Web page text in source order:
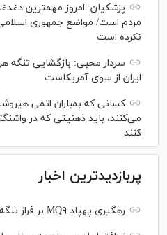
پزشکیان: امروز مهمترین
مردم است/ مواضع جمهوری اسلامی
نکرده است
سردار محبی: بازگشایی تنگه
ایران از سوی آمریکاست
کسانی که بمباران اتمی
می‌کنند، باید ذهنیتی که در
کنند
پربازدیدترین اخبار
رهگیری پهپاد MQ۹ بر فراز تنگه هرمز